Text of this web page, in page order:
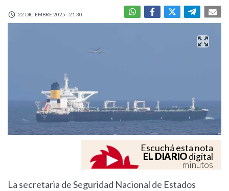
22 DICIEMBRE 2025 - 21:30
Escuchá esta nota
EL DIARIOdigital
minutos
La secretaria de Seguridad Nacional de Estados